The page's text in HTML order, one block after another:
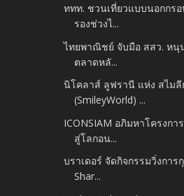
ททท. ชวนเที่ยวแบบนอกกรอ
รองช่วงไ...
ไทยพาณิชย์ จับมือ สสว. หนุ
ตลาดหลั...
นิโคลาส์ ลูฟรานี แห่ง สไมลี
(SmileyWorld) ...
ICONSIAM อภิมหาโครงกา
สู่โลกอน...
บราเดอร์ จัดกิจกรรมวิ่งการ
Shar...